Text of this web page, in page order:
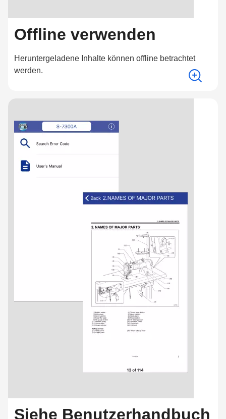
Offline verwenden
Heruntergeladene Inhalte können offline betrachtet
werden.
Siehe Benutzerhandbuch